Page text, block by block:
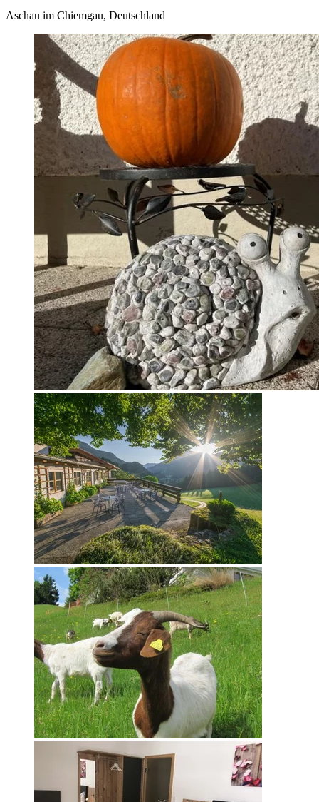
Aschau im Chiemgau, Deutschland